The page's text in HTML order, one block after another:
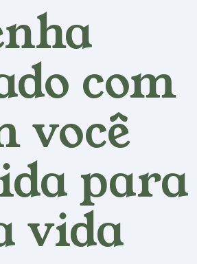
com
você
para
vida